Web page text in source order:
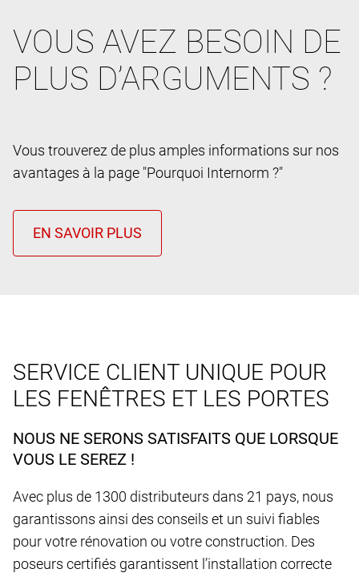
VOUS AVEZ BESOIN DE
PLUS D’ARGUMENTS ?
Vous trouverez de plus amples informations sur nos
avantages à la page "Pourquoi Internorm ?"
SERVICE CLIENT UNIQUE POUR
LES FENÊTRES ET LES PORTES
NOUS NE SERONS SATISFAITS QUE LORSQUE
VOUS LE SEREZ !
Avec plus de 1300 distributeurs dans 21 pays, nous
garantissons ainsi des conseils et un suivi fiables
pour votre rénovation ou votre construction. Des
poseurs certifiés garantissent l’installation correcte